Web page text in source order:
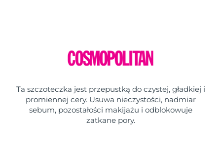
Ta szczoteczka jest przepustką do czystej, gładkiej i
promiennej cery. Usuwa nieczystości, nadmiar
sebum, pozostałości makijażu i odblokowuje
zatkane pory.